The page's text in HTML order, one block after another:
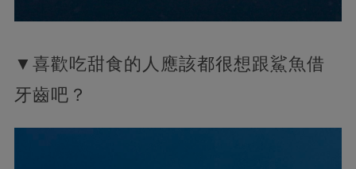
▼喜歡吃甜食的人應該都很想跟鯊魚借
牙齒吧？